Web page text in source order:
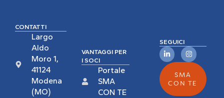
CONTATTI
Largo
Aldo
Moro 1,
41124
Modena
(MO)
VANTAGGI PER
I SOCI
Portale
SMA
CON TE
SEGUICI
SMA
CON TE